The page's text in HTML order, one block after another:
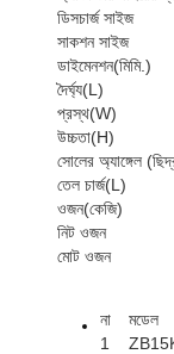
ডিসচার্জ সাইজ
সাকশন সাইজ
ডাইমেনশন(মিমি.)
দৈর্ঘ্য(L)
প্রস্থ(W)
উচ্চতা(H)
সোলের অ্যাঙ্গেল
তেল চার্জ(L)
ওজন(কেজি)
নিট ওজন
মোট ওজন
না মডেল
1